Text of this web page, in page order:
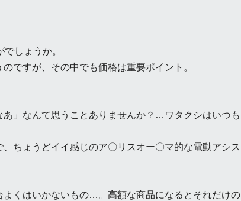
しょうか。
ですが、その中でも価格は重要ポイント。
」なんて思うことありませんか？…ワタクシはいつも
ちょうどイイ感じのア〇リスオー〇マ的な電動アシス
くはいかないもの…。高額な商品になるとそれだけの